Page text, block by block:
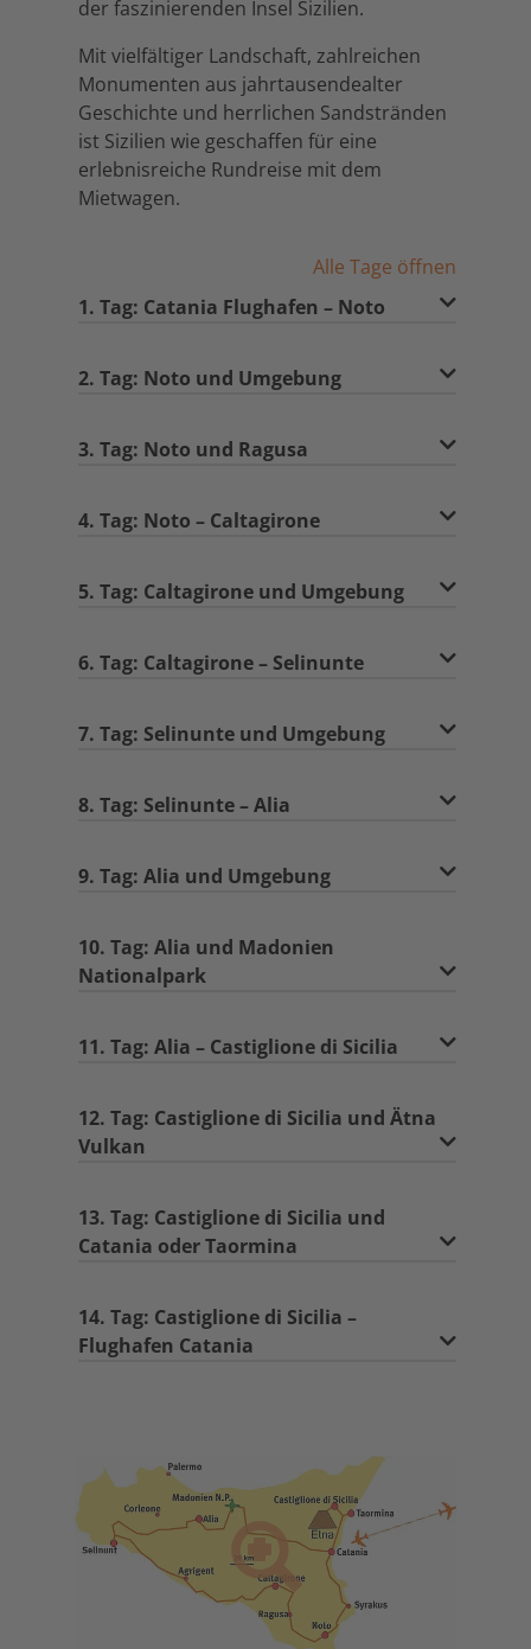
der faszinierenden Insel Sizilien.
Mit vielfältiger Landschaft, zahlreichen
Monumenten aus jahrtausendealter
Geschichte und herrlichen Sandstränden
ist Sizilien wie geschaffen für eine
erlebnisreiche Rundreise mit dem
Mietwagen.
Alle Tage öffnen
1. Tag: Catania Flughafen – Noto
2. Tag: Noto und Umgebung
3. Tag: Noto und Ragusa
4. Tag: Noto – Caltagirone
5. Tag: Caltagirone und Umgebung
6. Tag: Caltagirone – Selinunte
7. Tag: Selinunte und Umgebung
8. Tag: Selinunte – Alia
9. Tag: Alia und Umgebung
10. Tag: Alia und Madonien
Nationalpark
11. Tag: Alia – Castiglione di Sicilia
12. Tag: Castiglione di Sicilia und Ätna
Vulkan
13. Tag: Castiglione di Sicilia und
Catania oder Taormina
14. Tag: Castiglione di Sicilia –
Flughafen Catania